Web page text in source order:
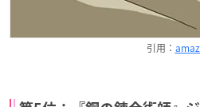
引用：